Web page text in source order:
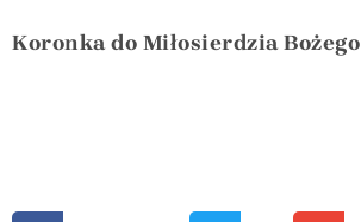
Koronka do Miłosierdzia Bożego